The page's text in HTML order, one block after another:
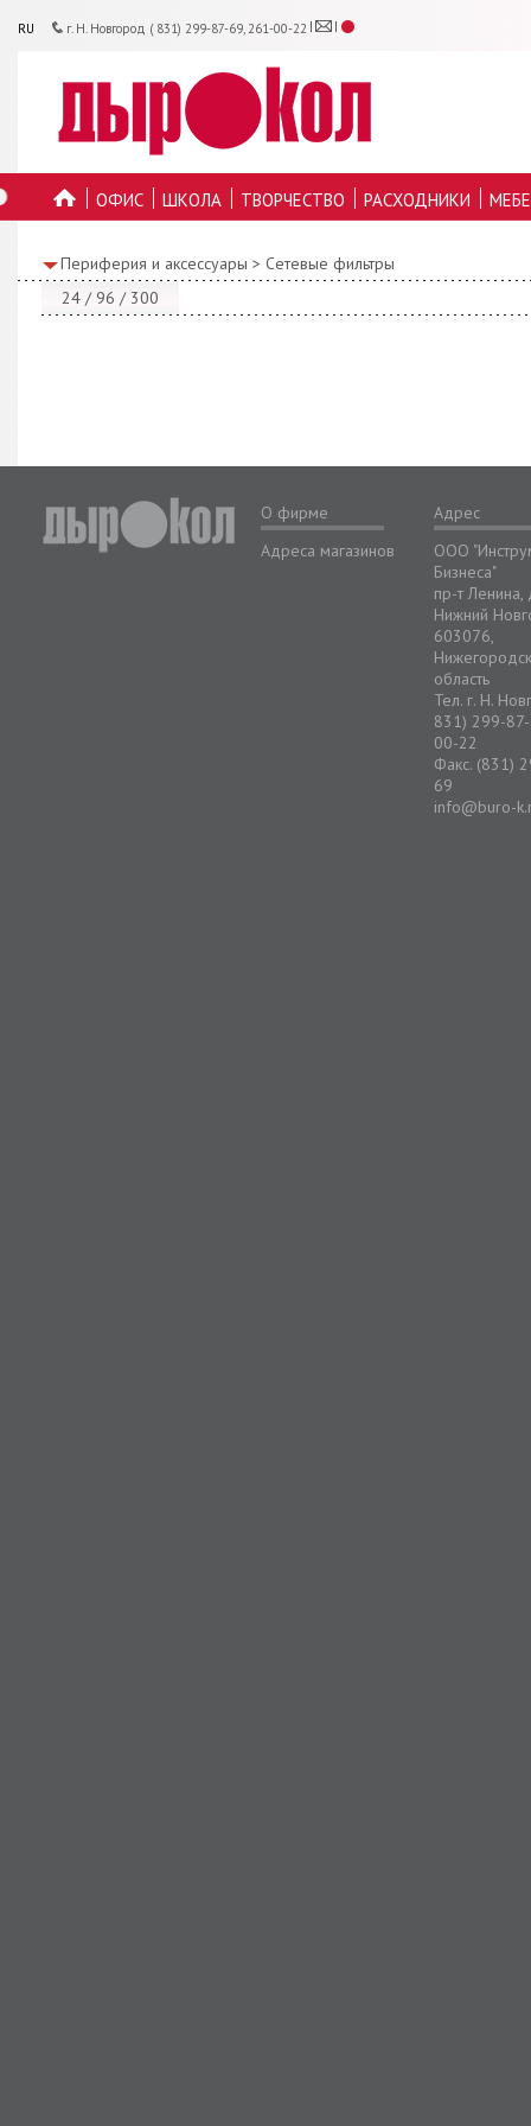
RU г. Н. Новгород ( 831) 299-87-69, 261-00-22
ОФИС ШКОЛА ТВОРЧЕСТВО РАСХОДНИКИ
Периферия и аксессуары > Сетевые фильтры
24 / 96 / 300
О фирме
Адреса магазинов
Адрес
ООО
Бизнеса"
пр-т
Нижний
603076,
область
Тел. г. Н.
831) 299-
00-22
Факс. (831)
69
info@buro-